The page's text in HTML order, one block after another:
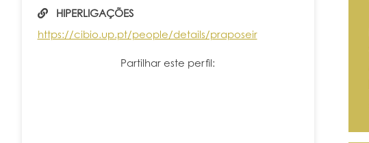
HIPERLIGAÇÕES
https://cibio.up.pt/people/details/praposeir
Partilhar este perfil: